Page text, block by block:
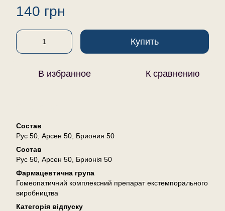
140 грн
Купить
В избранное К сравнению
Состав
Рус 50, Арсен 50, Бриония 50
Состав
Рус 50, Арсен 50, Брионія 50
Фармацевтична група
Гомеопатичний комплексний препарат екстемпорального
виробництва
Категорія відпуску